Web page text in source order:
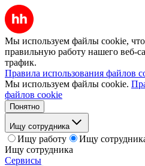
Мы используем файлы cookie,
правильную работу нашего веб-
трафик.
Правила использования файлов
Мы используем файлы cookie.
файлов cookie
Понятно
Ищу сотрудника
Ищу работу
Ищу
Ищу сотрудника
Сервисы